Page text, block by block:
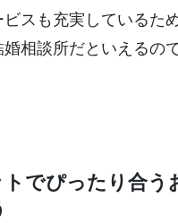
スも充実しているた
相談所だといえるの
でぴったり合う